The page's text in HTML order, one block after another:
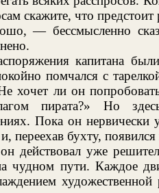
скажите, что
— бессмысленно
капитана
помчался с
хочет ли он
пирата?» Но
Пока он нервически
переехав бухту,
действовал уже
чудном пути. Каждое